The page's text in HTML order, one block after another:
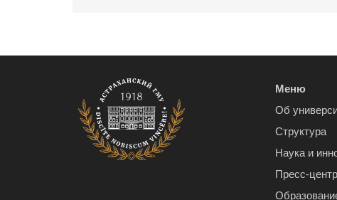
Меню
Об
Структура
Наука и
Пресс-центр